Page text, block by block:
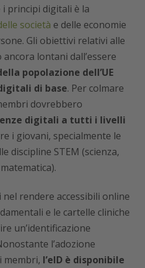
principi digitali è la
società e delle economie
Gli obiettivi relativi alle
lontani dall’essere
popolazione dell’UE
di base. Per colmare
dovrebbero
digitali a tutti i livelli
i giovani, specialmente le
discipline STEM (scienza,
rendere accessibili online
e le cartelle cliniche
un’identificazione
l’adozione
membri, l’eID è disponibile